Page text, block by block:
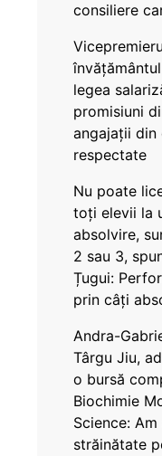
consiliere
legea
promisiuni
angajații din
respectate
Nu poate
toți elevii la
absolvire,
2 sau 3,
Țugui:
prin câți
Andra-
Târgu Jiu,
o bursă
Biochimie
Science:
străinătate